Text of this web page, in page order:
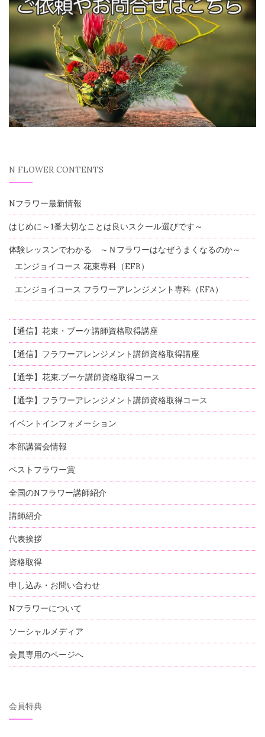
N FLOWER CONTENTS
Nフラワー最新情報
はじめに～1番大切なことは良いスクール選びです～
体験レッスンでわかる ～Ｎフラワーはなぜうまくなるのか～
エンジョイコース 花束専科（EFB）
エンジョイコース フラワーアレンジメント専科（EFA）
【通信】花束・ブーケ講師資格取得講座
【通信】フラワーアレンジメント講師資格取得講座
【通学】花束.ブーケ講師資格取得コース
【通学】フラワーアレンジメント講師資格取得コース
イベントインフォメーション
本部講習会情報
ベストフラワー賞
全国のNフラワー講師紹介
講師紹介
代表挨拶
資格取得
申し込み・お問い合わせ
Nフラワーについて
ソーシャルメディア
会員専用のページへ
会員特典